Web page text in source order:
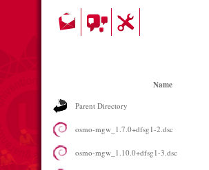
Name
Parent Directory
osmo-mgw_1.7.0+dfsg1-2.dsc
osmo-mgw_1.10.0+dfsg1-3.dsc